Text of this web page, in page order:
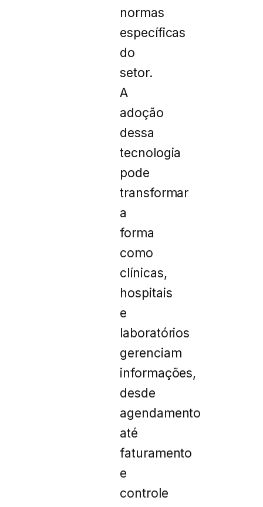
normas
específicas
do
setor.
A
adoção
dessa
tecnologia
pode
transformar
a
forma
como
clínicas,
hospitais
e
laboratórios
gerenciam
informações,
desde
agendamento
até
faturamento
e
controle